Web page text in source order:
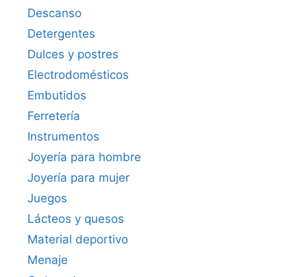
Descanso
Detergentes
Dulces y postres
Electrodomésticos
Embutidos
Ferretería
Instrumentos
Joyería para hombre
Joyería para mujer
Juegos
Lácteos y quesos
Material deportivo
Menaje